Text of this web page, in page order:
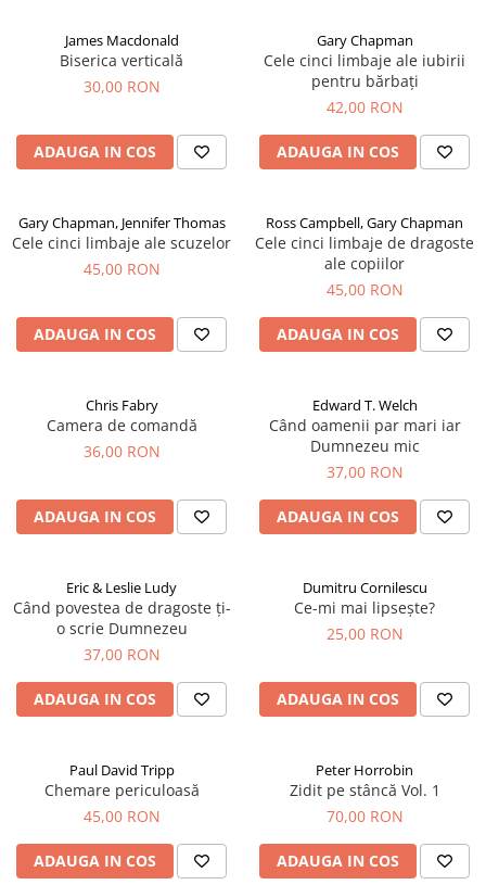
James Macdonald
Biserica verticală
30,00 RON
ADAUGA IN COS
Gary Chapman
Cele cinci limbaje ale iubirii
pentru bărbați
42,00 RON
ADAUGA IN COS
Gary Chapman, Jennifer Thomas
Cele cinci limbaje ale scuzelor
45,00 RON
ADAUGA IN COS
Ross Campbell, Gary Chapman
Cele cinci limbaje de dragoste
ale copiilor
45,00 RON
ADAUGA IN COS
Chris Fabry
Camera de comandă
36,00 RON
ADAUGA IN COS
Edward T. Welch
Când oamenii par mari iar
Dumnezeu mic
37,00 RON
ADAUGA IN COS
Eric & Leslie Ludy
Când povestea de dragoste ți-
o scrie Dumnezeu
37,00 RON
ADAUGA IN COS
Dumitru Cornilescu
Ce-mi mai lipsește?
25,00 RON
ADAUGA IN COS
Paul David Tripp
Chemare periculoasă
45,00 RON
ADAUGA IN COS
Peter Horrobin
Zidit pe stâncă Vol. 1
70,00 RON
ADAUGA IN COS